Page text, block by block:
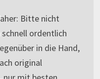
Bitte nicht
ordentlich
in die Hand,
original